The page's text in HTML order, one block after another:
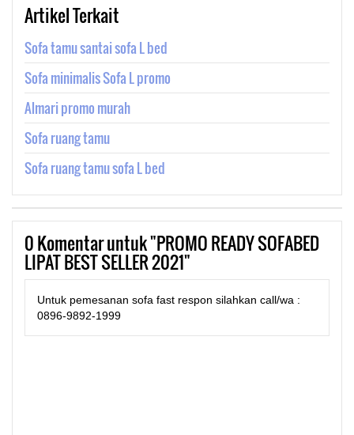
Artikel Terkait
Sofa tamu santai sofa L bed
Sofa minimalis Sofa L promo
Almari promo murah
Sofa ruang tamu
Sofa ruang tamu sofa L bed
0Komentar untuk "PROMO READY SOFABED
LIPAT BEST SELLER 2021"
Untuk pemesanan sofa fast respon silahkan call/wa :
0896-9892-1999